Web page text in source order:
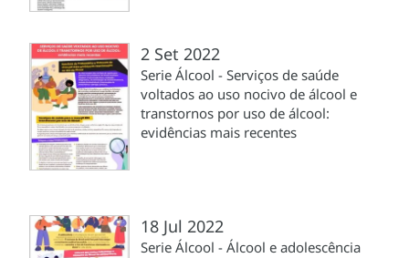
2 Set 2022
Serie Álcool - Serviços de saúde
voltados ao uso nocivo de álcool e
transtornos por uso de álcool:
evidências mais recentes
18 Jul 2022
Serie Álcool - Álcool e adolescência